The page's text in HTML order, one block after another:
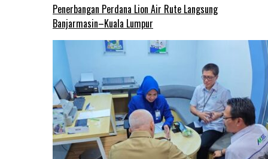
Penerbangan Perdana Lion Air Rute Langsung
Banjarmasin–Kuala Lumpur